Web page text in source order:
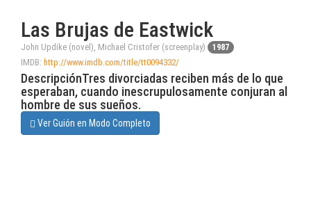
Las Brujas de Eastwick
John Updike (novel), Michael Cristofer (screenplay) 1987
IMDB: http://www.imdb.com/title/tt0094332/
DescripciónTres divorciadas reciben más de lo que
esperaban, cuando inescrupulosamente conjuran al
hombre de sus sueños.
Ver Guión en Modo Completo